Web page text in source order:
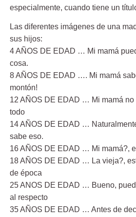
especialmente, cuando tiene un
Las diferentes imágenes de una
sus hijos:
4 AÑOS DE EDAD … Mi mamá
cosa.
8 AÑOS DE EDAD …. Mi mamá
montón!
12 AÑOS DE EDAD … Mi mamá no
todo
14 AÑOS DE EDAD …
sabe eso.
16 AÑOS DE EDAD … Mi mamá?,
18 AÑOS DE EDAD … La vieja?,
de época
25 ANOS DE EDAD … Bueno,
al respecto
35 AÑOS DE EDAD … Antes de